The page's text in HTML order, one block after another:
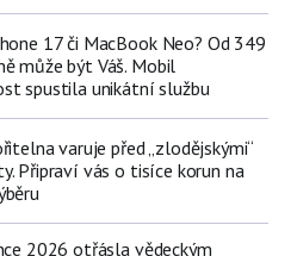
17 či MacBook Neo? Od 349
může být Váš. Mobil
spustila unikátní službu
varuje před „zlodějskými“
Připraví vás o tisíce korun na
2026 otřásla vědeckým